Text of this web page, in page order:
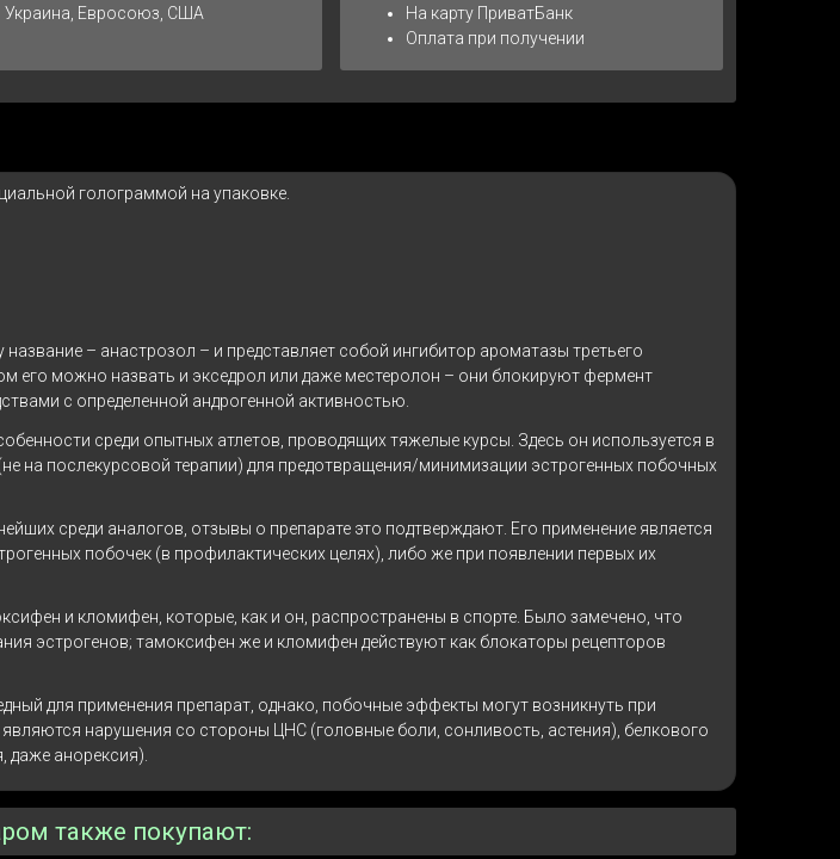
Украина, Евросоюз, США
На карту ПриватБанк
Оплата при получении
голограммой на упаковке.
– анастрозол – и представляет собой ингибитор ароматазы третьего
его можно назвать и экседрол или даже местеролон – они блокируют фермент
с определенной андрогенной активностью.
среди опытных атлетов, проводящих тяжелые курсы. Здесь он используется в
на послекурсовой терапии) для предотвращения/минимизации эстрогенных побочных
среди аналогов, отзывы о препарате это подтверждают. Его применение является
побочек (в профилактических целях), либо же при появлении первых их
и кломифен, которые, как и он, распространены в спорте. Было замечено, что
эстрогенов; тамоксифен же и кломифен действуют как блокаторы рецепторов
для применения препарат, однако, побочные эффекты могут возникнуть при
нарушения со стороны ЦНС (головные боли, сонливость, астения), белкового
даже анорексия).
также покупают: